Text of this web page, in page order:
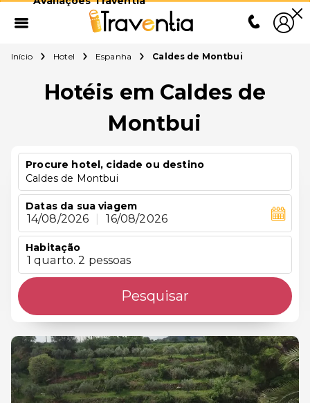
Início Hotel Espanha Caldes de Montbui
Hotéis em Caldes de
Montbui
Procure hotel, cidade ou destino
Caldes de Montbui
Datas da sua viagem
14/08/2026 16/08/2026
Habitação
1 quarto. 2 pessoas
Pesquisar